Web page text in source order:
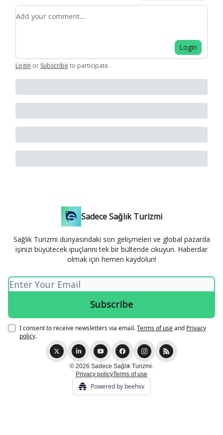
Add your comment
Login
Login or Subscribe to participate.
Sadece Sağlık Turizmi
Sağlık Turizmi dünyasındaki son gelişmeleri ve global pazarda
işinizi büyütecek ipuçlarını tek bir bültende okuyun. Haberdar
olmak için hemen kaydolun!
I consent to receive newsletters via email.Terms of useand Privacy
policy.
© 2026 Sadece Sağlık Turizmi.
Privacy policyTerms of use
Powered by beehiiv